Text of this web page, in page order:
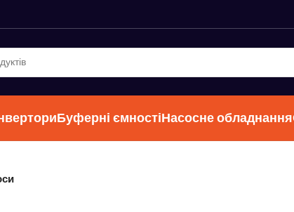
Буферні ємностіНасосне обладнання